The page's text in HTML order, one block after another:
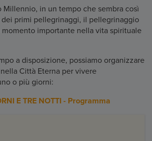
Millennio, in un tempo che sembra così
primi pellegrinaggi, il pellegrinaggio
momento importante nella vita spirituale
a disposizione, possiamo organizzare
Città Eterna per vivere
o più giorni:
E TRE NOTTI - Programma